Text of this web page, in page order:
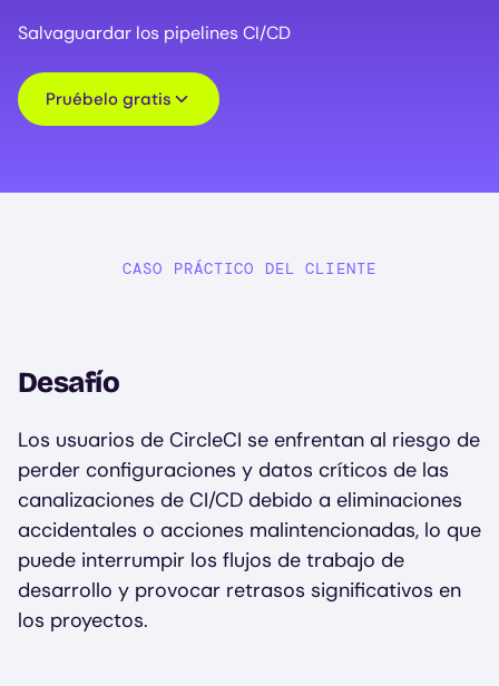
Salvaguardar los pipelines CI/CD
Pruébelo gratis
CASO PRÁCTICO DEL CLIENTE
Desafío
Los usuarios de CircleCI se enfrentan al riesgo de
perder configuraciones y datos críticos de las
canalizaciones de CI/CD debido a eliminaciones
accidentales o acciones malintencionadas, lo que
puede interrumpir los flujos de trabajo de
desarrollo y provocar retrasos significativos en
los proyectos.